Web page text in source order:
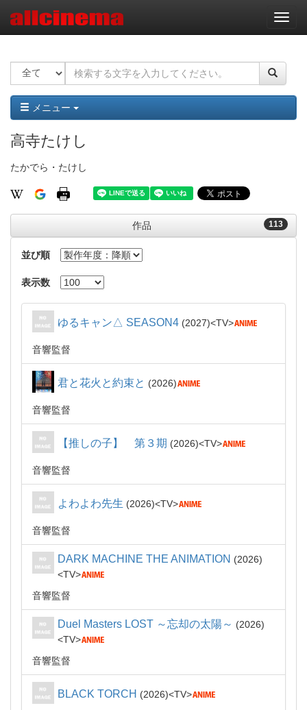
ナ
ビ
ー
ョ
ン
メニュー
高寺たけし
たかでら・たけし
113
作品
並び順
表示数
ゆるキャン△ SEASON4 2027 TV
音響監督
君と花火と約束と 2026
音響監督
【推しの子】 第３期 2026 TV
音響監督
よわよわ先生 2026 TV
音響監督
DARK MACHINE THE ANIMATION
2026
TV
音響監督
Duel Masters LOST ～忘却の太陽～
2026
TV
音響監督
BLACK TORCH 2026 TV